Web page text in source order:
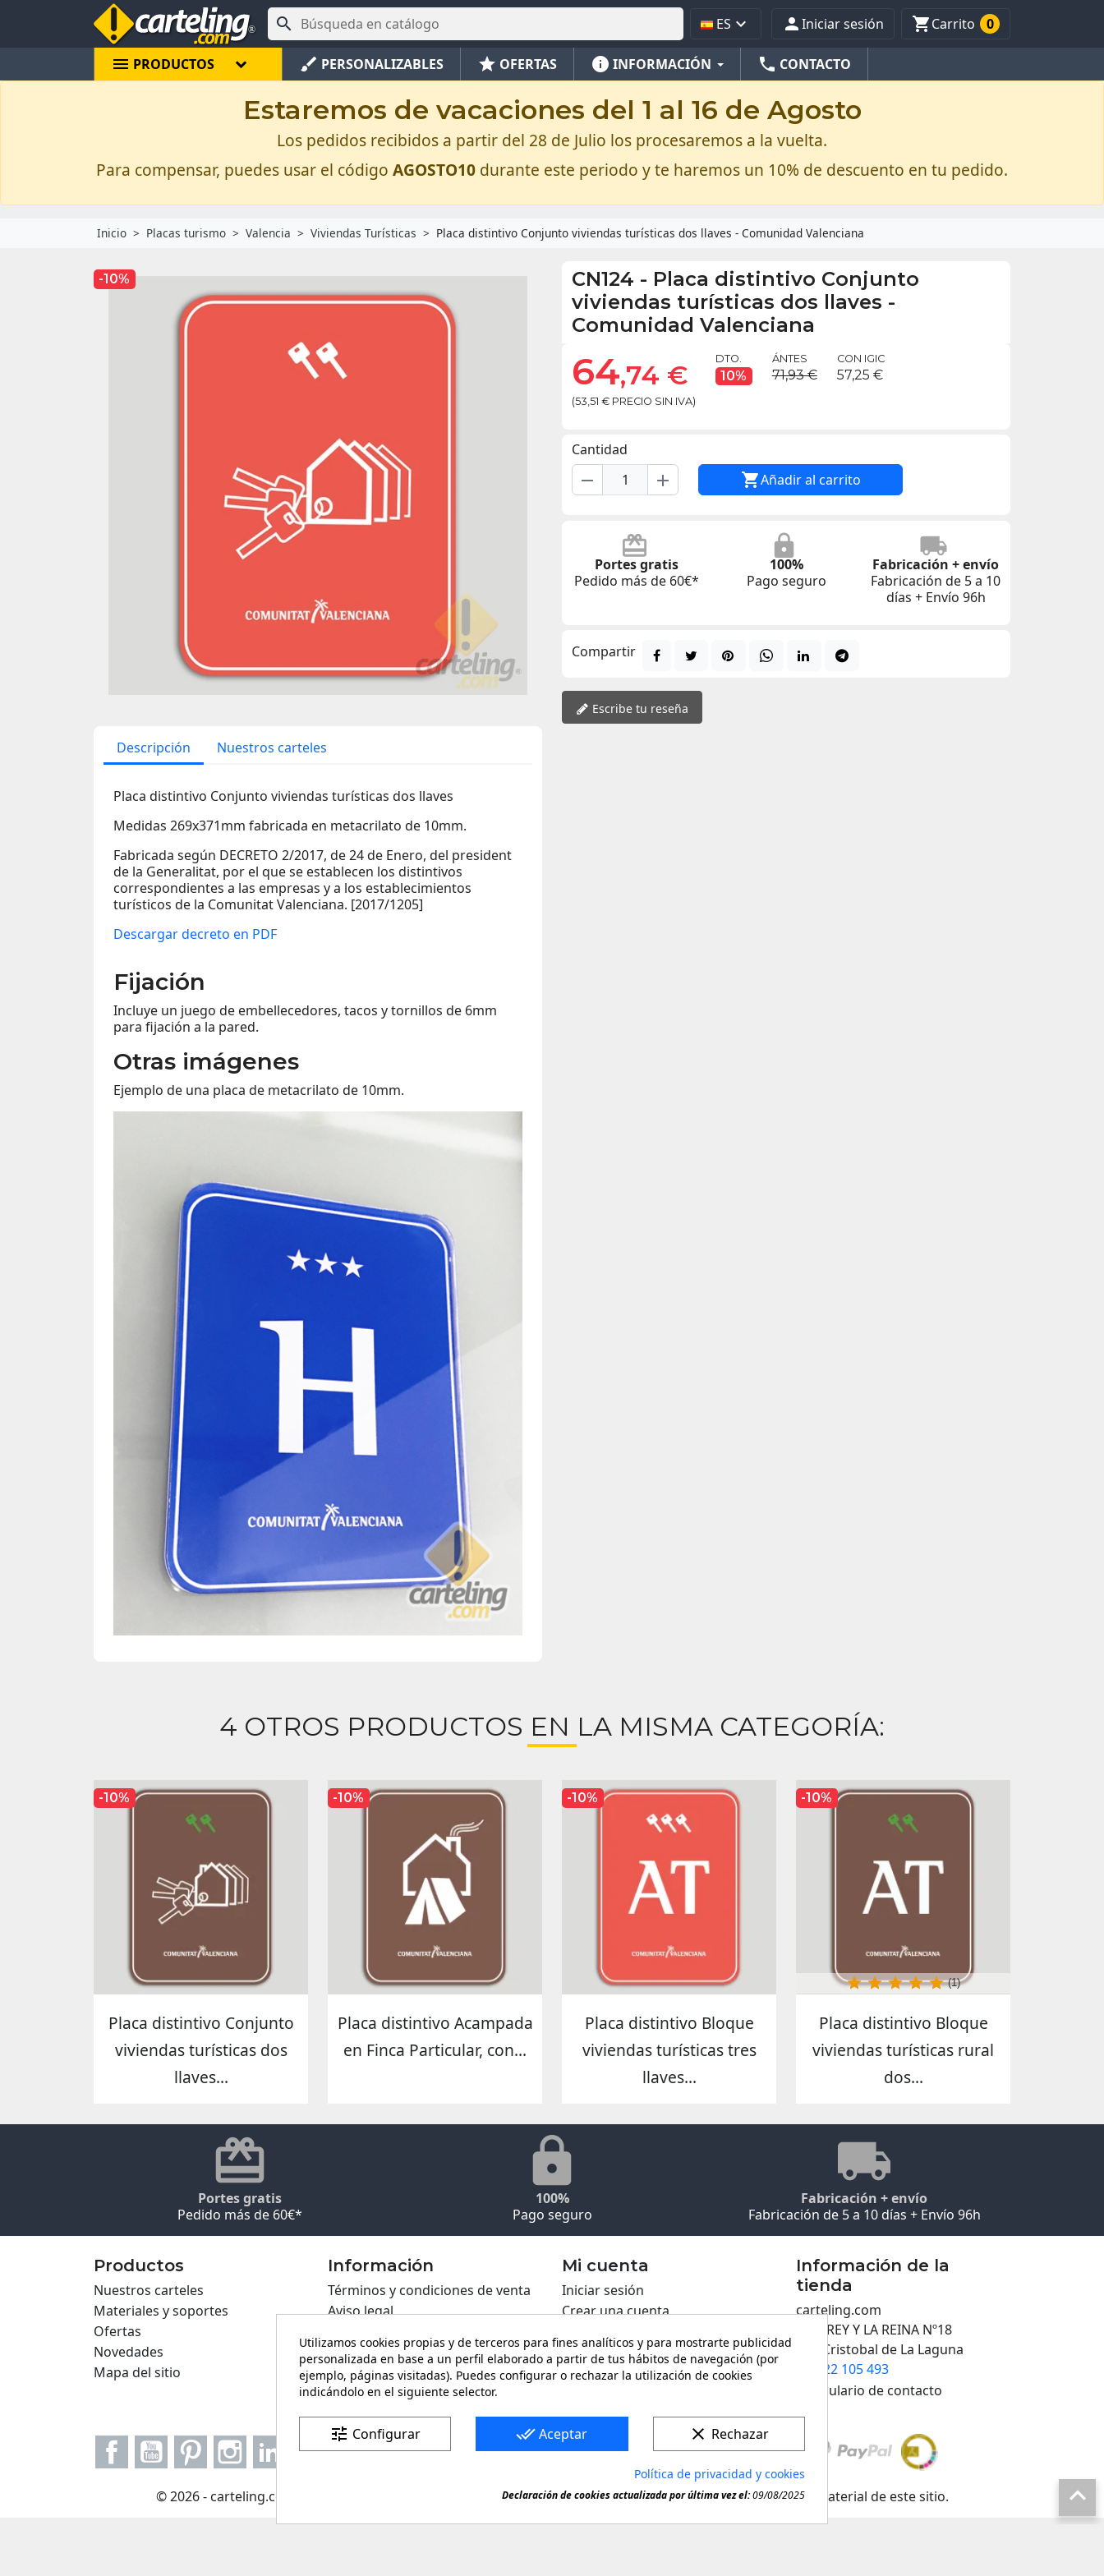
 ES  Iniciar sesión Carrito 0
menu PRODUCTOS brush PERSONALIZABLES star OFERTAS info INFORMACIÓN phone CONTACTO
Estaremos de vacaciones del 1 al 16 de Agosto
Los pedidos recibidos a partir del 28 de Julio los procesaremos a la vuelta.
Para compensar, puedes usar el código AGOSTO10 durante este periodo y te haremos un 10% de descuento en tu pedido.
Inicio Placas turismo Valencia Viviendas Turísticas Placa distintivo Conjunto viviendas turísticas dos llaves - Comunidad Valenciana
-10%
Descripción Nuestros carteles
Placa distintivo Conjunto viviendas turísticas dos llaves
Medidas 269x371mm fabricada en metacrilato de 10mm.
Fabricada según DECRETO 2/2017, de 24 de Enero, del president
de la Generalitat, por el que se establecen los distintivos
correspondientes a las empresas y a los establecimientos
turísticos de la Comunitat Valenciana. [2017/1205]
Descargar decreto en PDF
Fijación
Incluye un juego de embellecedores, tacos y tornillos de 6mm
para fijación a la pared.
Otras imágenes
Ejemplo de una placa de metacrilato de 10mm.
CN124 - Placa distintivo Conjunto
viviendas turísticas dos llaves -
Comunidad Valenciana
64,74 €
(53,51 € PRECIO SIN IVA)
DTO.
10%
ÁNTES
71,93 €
CON IGIC
57,25 €
Cantidad
remove add Añadir al carrito
Portes gratis
Pedido más de 60€*
100%
Pago seguro
Fabricación + envío
Fabricación de 5 a 10
días + Envío 96h
Compartir
Escribe tu reseña
4 OTROS PRODUCTOS EN LA MISMA CATEGORÍA:
Placa distintivo Conjunto
viviendas turísticas dos
llaves...
-10%
Placa distintivo Acampada
en Finca Particular, con...
-10%
Placa distintivo Bloque
viviendas turísticas tres
llaves...
-10%
Placa distintivo Bloque
viviendas turísticas rural
dos...
(1)
-10%
Portes gratis
Pedido más de 60€*
100%
Pago seguro
Fabricación + envío
Fabricación de 5 a 10 días + Envío 96h
Productos
Nuestros carteles
Materiales y soportes
Ofertas
Novedades
Mapa del sitio
Información
Términos y condiciones de venta
Aviso legal
Política de privacidad
Carteling PRO
Formulario de contacto
Mi cuenta
Iniciar sesión
Crear una cuenta
Información de la
tienda
carteling.com
C/EL REY Y LA REINA Nº18
San Cristobal de La Laguna
922 105 493
Formulario de contacto
FacebookYouTubePinterestInstagramLinkedIn
© 2026 - carteling.com es una marca registrada. Queda prohibida toda copia o reproducción de cualquier material de este sitio. 
Utilizamos cookies propias y de terceros para fines analíticos y para mostrarte publicidad
personalizada en base a un perfil elaborado a partir de tus hábitos de navegación (por
ejemplo, páginas visitadas). Puedes configurar o rechazar la utilización de cookies
indicándolo en el siguiente selector.
tune Configurar done_all Aceptar clear Rechazar
Política de privacidad y cookies
Declaración de cookies actualizada por última vez el:09/08/2025